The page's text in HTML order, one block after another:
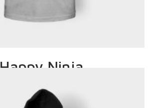
Happy Ninja
18.00